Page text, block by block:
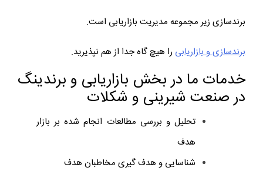
برندسازی زیر مجموعه مدیریت بازاریابی است.
برندسازی و بازاریابی را هیچ گاه جدا از هم نپذیرید.
خدمات ما در بخش بازاریابی و برندینگ
در صنعت شیرینی و شکلات
تحلیل و بررسی مطالعات انجام شده بر بازار
هدف
شناسایی و هدف گیری مخاطبان هدف